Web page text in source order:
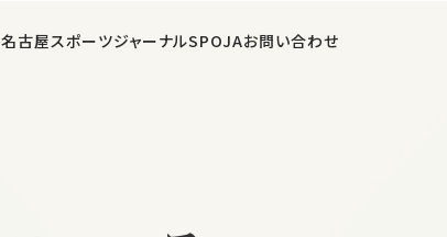
名古屋スポーツジャーナルSPOJAお問い合わせ